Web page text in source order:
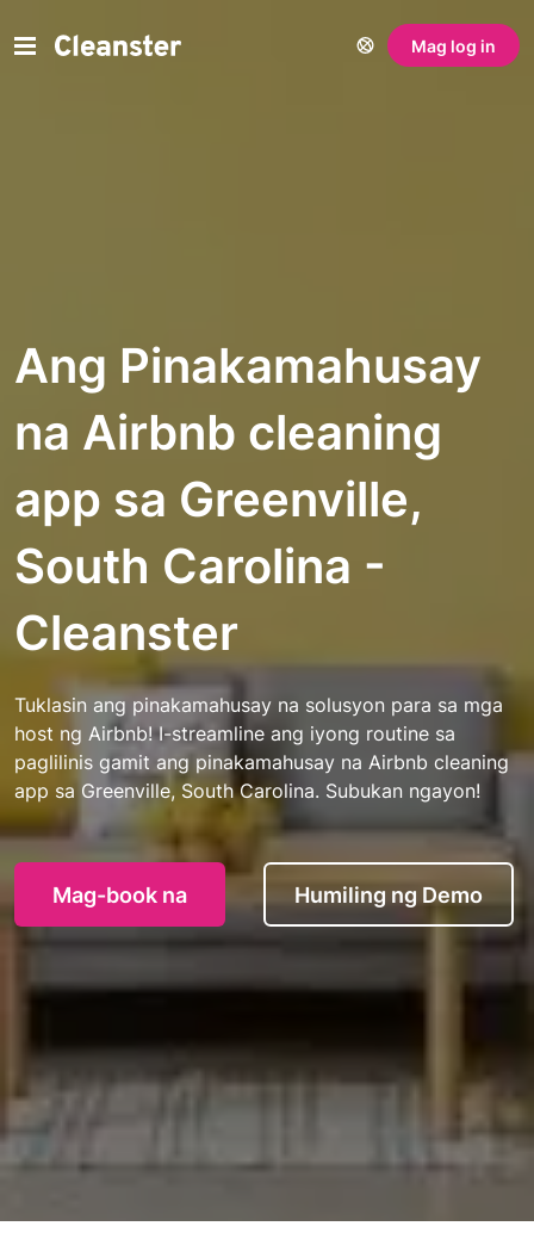
Mag log in
Ang Pinakamahusay
na Airbnb cleaning
app sa Greenville,
South Carolina -
Cleanster
Tuklasin ang pinakamahusay na solusyon para sa mga
host ng Airbnb! I-streamline ang iyong routine sa
paglilinis gamit ang pinakamahusay na Airbnb cleaning
app sa Greenville, South Carolina. Subukan ngayon!
Mag-book na Humiling ng Demo